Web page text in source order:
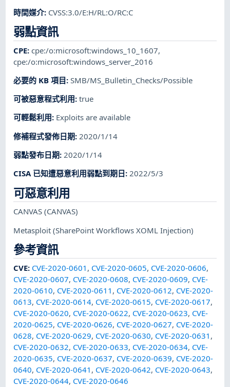
時間媒介: CVSS:3.0/E:H/RL:O/RC:C
弱點資訊
CPE:cpe:/o:microsoft:windows_10_1607,
cpe:/o:microsoft:windows_server_2016
必要的 KB 項目:SMB/MS_Bulletin_Checks/Possible
可被惡意程式利用:true
可輕鬆利用: Exploits are available
修補程式發佈日期: 2020/1/14
弱點發布日期:2020/1/14
CISA 已知遭惡意利用弱點到期日:2022/5/3
可惡意利用
CANVAS(CANVAS)
Metasploit(SharePoint Workflows XOML Injection)
參考資訊
CVE: CVE-2020-0601 , CVE-2020-0605, CVE-2020-0606,
CVE-2020-0607, CVE-2020-0608, CVE-2020-0609, CVE-
2020-0610, CVE-2020-0611 , CVE-2020-0612, CVE-2020-
0613, CVE-2020-0614, CVE-2020-0615, CVE-2020-0617,
CVE-2020-0620, CVE-2020-0622, CVE-2020-0623, CVE-
2020-0625, CVE-2020-0626, CVE-2020-0627, CVE-2020-
0628, CVE-2020-0629, CVE-2020-0630, CVE-2020-0631 ,
CVE-2020-0632, CVE-2020-0633, CVE-2020-0634, CVE-
2020-0635, CVE-2020-0637, CVE-2020-0639, CVE-2020-
0640, CVE-2020-0641 , CVE-2020-0642, CVE-2020-0643,
CVE-2020-0644, CVE-2020-0646